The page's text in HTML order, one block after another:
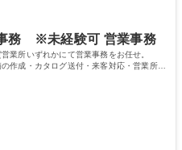
社【お客様
商品づくりへ貢献
】キリングループの広報機能を担
にし、磨き上げたホスピタリティ
がら広報関連業務を行っておりま
事務 ※未経験可 営業事務
業所いずれかにて営業事務をお任せ。
作成・カタログ送付・来客対応・営業所内